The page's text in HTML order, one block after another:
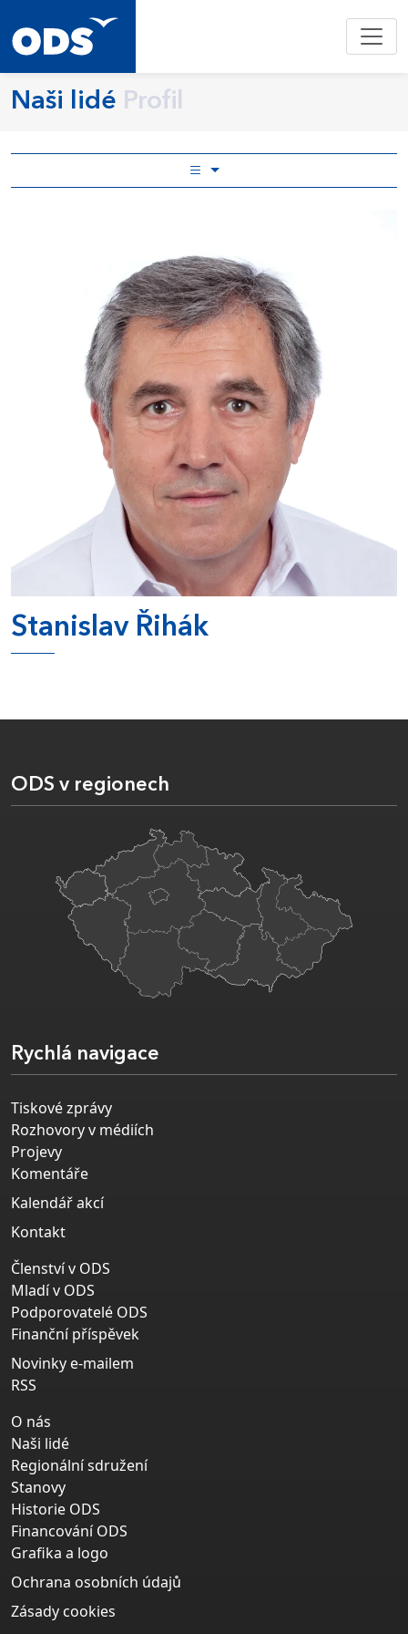
Naši lidé Profil
Stanislav Řihák
ODS v regionech
Rychlá navigace
Tiskové zprávy
Rozhovory v médiích
Projevy
Komentáře
Kalendář akcí
Kontakt
Členství v ODS
Mladí v ODS
Podporovatelé ODS
Finanční příspěvek
Novinky e-mailem
RSS
O nás
Naši lidé
Regionální sdružení
Stanovy
Historie ODS
Financování ODS
Grafika a logo
Ochrana osobních údajů
Zásady cookies